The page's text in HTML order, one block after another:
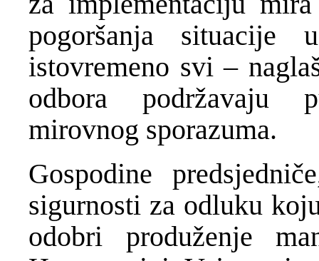
pogoršanja
istovremeno svi –
odbora podržavaju
mirovnog sporazuma.
Gospodine
sigurnosti za odluku
odobri produženje